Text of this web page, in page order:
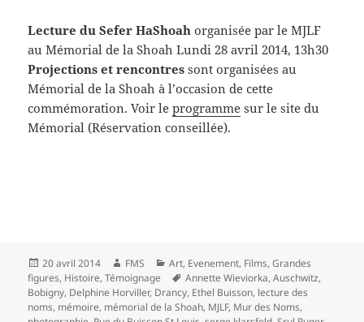
Lecture du Sefer HaShoah organisée par le MJLF
au Mémorial de la Shoah Lundi 28 avril 2014, 13h30
Projections et rencontres sont organisées au
Mémorial de la Shoah à l’occasion de cette
commémoration. Voir leprogramme sur le site du
Mémorial (Réservation conseillée).
Publié
le
20 avril 2014 Auteur
FMS Catégories
Art, Evenement, Films,Grandes
figures, Histoire,Témoignage
Mots-
clés
Annette Wieviorka,Auschwitz,
Bobigny, Delphine Horviller, Drancy, Ethel Buisson, lecture des
noms, mémoire, mémorial de la Shoah, MJLF, Mur des Noms,